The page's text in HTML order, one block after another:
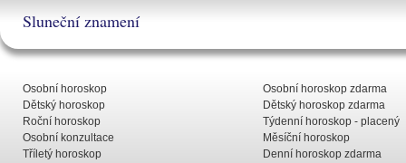
Sluneční znamení
Osobní horoskop
Dětský horoskop
Roční horoskop
Osobní konzultace
Tříletý horoskop
Osobní horoskop zdarma
Dětský horoskop zdarma
Týdenní horoskop - placený
Měsíční horoskop
Denní horoskop zdarma